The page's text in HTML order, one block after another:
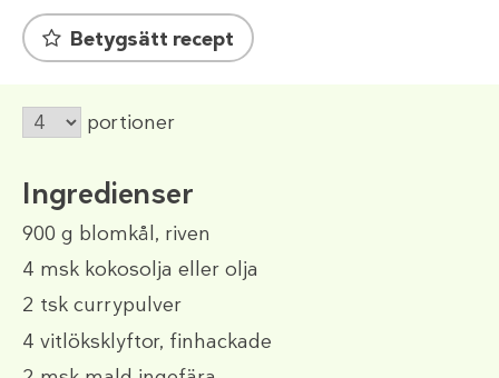
Betygsätt recept
portioner
Ingredienser
900 g blomkål, riven
4 msk kokosolja eller olja
2 tsk currypulver
4 vitlöksklyftor, finhackade